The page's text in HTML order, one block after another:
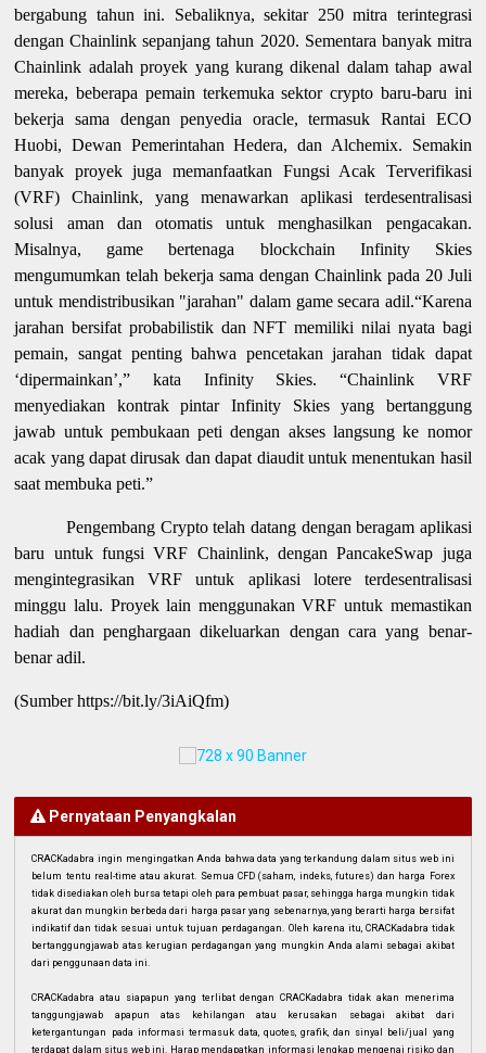
bergabung tahun ini. Sebaliknya, sekitar 250 mitra terintegrasi
dengan Chainlink sepanjang tahun 2020. Sementara banyak mitra
Chainlink adalah proyek yang kurang dikenal dalam tahap awal
mereka, beberapa pemain terkemuka sektor crypto baru-baru ini
bekerja sama dengan penyedia oracle, termasuk Rantai ECO
Huobi, Dewan Pemerintahan Hedera, dan Alchemix. Semakin
banyak proyek juga memanfaatkan Fungsi Acak Terverifikasi
(VRF) Chainlink, yang menawarkan aplikasi terdesentralisasi
solusi aman dan otomatis untuk menghasilkan pengacakan.
Misalnya, game bertenaga blockchain Infinity Skies
mengumumkan telah bekerja sama dengan Chainlink pada 20 Juli
untuk mendistribusikan "jarahan" dalam game secara adil.“Karena
jarahan bersifat probabilistik dan NFT memiliki nilai nyata bagi
pemain, sangat penting bahwa pencetakan jarahan tidak dapat
‘dipermainkan’,” kata Infinity Skies. “Chainlink VRF
menyediakan kontrak pintar Infinity Skies yang bertanggung
jawab untuk pembukaan peti dengan akses langsung ke nomor
acak yang dapat dirusak dan dapat diaudit untuk menentukan hasil
saat membuka peti.”
Pengembang Crypto telah datang dengan beragam aplikasi
baru untuk fungsi VRF Chainlink, dengan PancakeSwap juga
mengintegrasikan VRF untuk aplikasi lotere terdesentralisasi
minggu lalu. Proyek lain menggunakan VRF untuk memastikan
hadiah dan penghargaan dikeluarkan dengan cara yang benar-
benar adil.
(Sumber https://bit.ly/3iAiQfm)
Pernyataan Penyangkalan
CRACKadabra ingin mengingatkan Anda bahwa data yang terkandung dalam situs web ini
belum tentu real-time atau akurat. Semua CFD (saham, indeks, futures) dan harga Forex
tidak disediakan oleh bursa tetapi oleh para pembuat pasar, sehingga harga mungkin tidak
akurat dan mungkin berbeda dari harga pasar yang sebenarnya, yang berarti harga bersifat
indikatif dan tidak sesuai untuk tujuan perdagangan. Oleh karena itu, CRACKadabra tidak
bertanggungjawab atas kerugian perdagangan yang mungkin Anda alami sebagai akibat
dari penggunaan data ini.
CRACKadabra atau siapapun yang terlibat dengan CRACKadabra tidak akan menerima
tanggungjawab apapun atas kehilangan atau kerusakan sebagai akibat dari
ketergantungan pada informasi termasuk data, quotes, grafik, dan sinyal beli/jual yang
terdapat dalam situs web ini. Harap mendapatkan informasi lengkap mengenai risiko dan